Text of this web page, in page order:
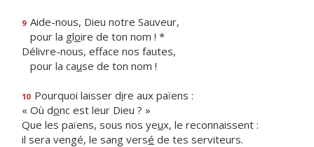
9 Aide-nous, Dieu notre Sauveur,
pour la gloire de ton nom ! *
Délivre-nous, efface nos fautes,
pour la cause de ton nom !
10 Pourquoi laisser dire aux païens :
« Où donc est leur Dieu ? »
Que les païens, sous nos yeux, le reconnaissent :
il sera vengé, le sang versé de tes serviteurs.